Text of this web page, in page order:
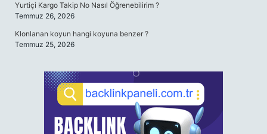
Yurtiçi Kargo Takip No Nasıl Öğrenebilirim ?
Temmuz 26, 2026
Klonlanan koyun hangi koyuna benzer ?
Temmuz 25, 2026